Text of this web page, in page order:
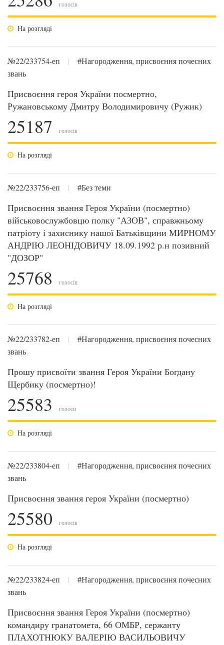
голосів
На розгляді
№22/233754-еп |
#Нагородження, присвоєння почесних
звань
Присвоєння героя України посмертно,
Ружановському Дмитру Володимировичу (Ружик)
25187 голосів
На розгляді
№22/233756-еп | #Без теми
Присвоєння звання Героя України (посмертно)
військовослужбовцю полку "АЗОВ", справжньому
патріоту і захиснику нашої Батьківщини МИРНОМУ
АНДРІЮ ЛЕОНІДОВИЧУ 18.09.1992 р.н позивний
"ДОЗОР"
25768 голосів
На розгляді
№22/233782-еп |
#Нагородження, присвоєння почесних
звань
Прошу присвоїти звання Героя України Богдану
Щербику (посмертно)!
25583 голоси
На розгляді
№22/233804-еп |
#Нагородження, присвоєння почесних
звань
Присвоєння звання героя України (посмертно)
25580 голосів
На розгляді
№22/233824-еп |
#Нагородження, присвоєння почесних
звань
Присвоєння звання Героя України (посмертно)
командиру гранатомета, 66 ОМБР, сержанту
ПЛАХОТНЮКУ ВАЛЕРІЮ ВАСИЛЬОВИЧУ